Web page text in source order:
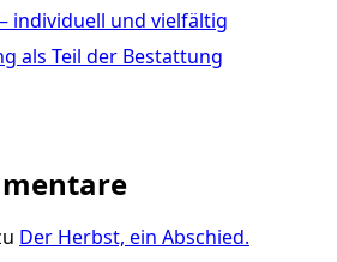
individuell und vielfältig
als Teil der Bestattung
Der Herbst, ein Abschied.